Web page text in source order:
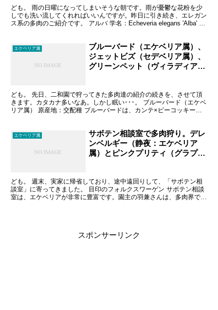
ども。 雨の日曜になってしまいそうな朝です。雨が憂鬱な花粉を少
しでも洗い流してくれればいいんですが。昨日に引き続き、エレガン
ス系の多肉のご紹介です。 アルバ 学名：Echeveria elegans 'Alba' 月
エケベリア属
ブルーバード（エケベリア属）、
ジェットビズ（セデベリア属）、
グリーンペット（ヴィラディア
ども。 先日、二和園で狩ってきた多肉達の紹介の続きを、させて頂
きます。カタカナ多いなあ。しかし眠い･･･。 ブルーバード（エケベ
リア属） 原産地：交配種 ブルーバードは、カンテ×ピーコッキーの
エケベリア属
サボテン相談室で多肉狩り。デレ
ンベルギー（静夜：エケベリア
属）とピンクプリティ（グラプト
ども。 週末、実家に帰省しており、途中遠回りして、「サボテン相
談室」に寄ってきました。 目印のフォルクスワーゲン サボテン相談
室は、エケベリアが非常に豊富です。園主の羽兼さんは、多肉界では
スポンサーリンク